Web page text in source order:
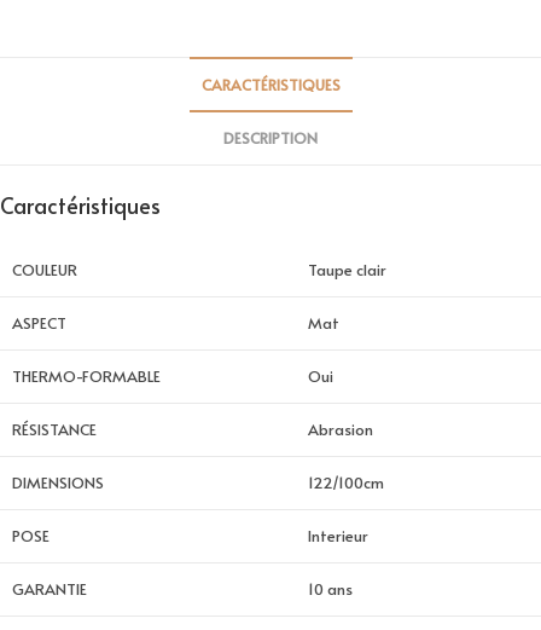
CARACTÉRISTIQUES
DESCRIPTION
Caractéristiques
COULEUR Taupe clair
ASPECT Mat
THERMO-FORMABLE Oui
RÉSISTANCE Abrasion
DIMENSIONS 122/100cm
POSE Interieur
GARANTIE 10 ans